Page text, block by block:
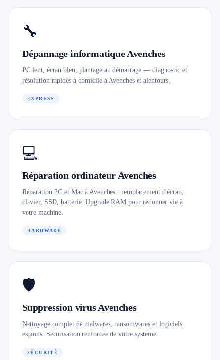
🔧
Dépannage informatique Avenches
PC lent, écran bleu, plantage au démarrage — diagnostic et
résolution rapides à domicile à Avenches et alentours.
EXPRESS
💻
Réparation ordinateur Avenches
Réparation PC et Mac à Avenches : remplacement d'écran,
clavier, SSD, batterie. Upgrade RAM pour redonner vie à
votre machine.
HARDWARE
🛡️
Suppression virus Avenches
Nettoyage complet de malwares, ransomwares et logiciels
espions. Sécurisation renforcée de votre système.
SÉCURITÉ